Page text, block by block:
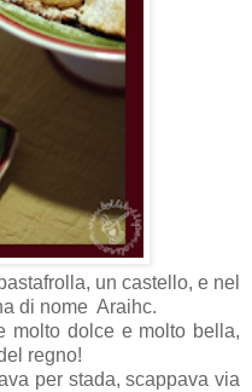
un castello, e nel
di nome Araihc.
molto dolce e molto bella,
regno!
per stada, scappava via